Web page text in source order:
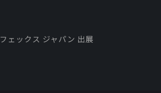
ェックス ジャパン 出展